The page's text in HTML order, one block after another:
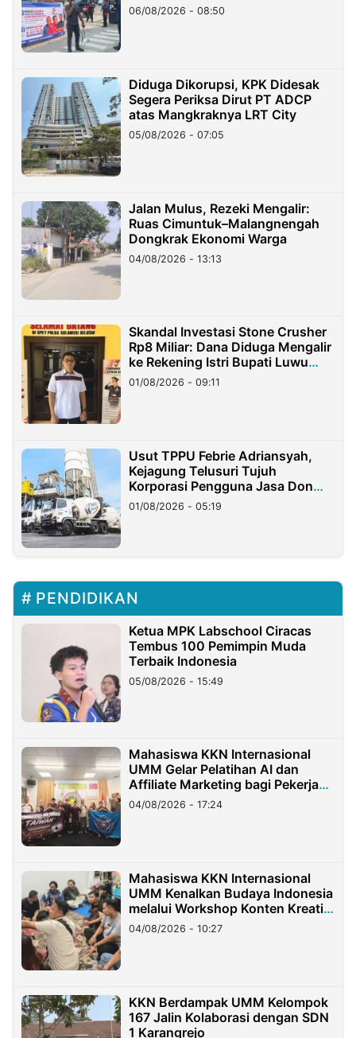
06/08/2026 - 08:50
Diduga Dikorupsi, KPK Didesak
Segera Periksa Dirut PT ADCP
atas Mangkraknya LRT City
05/08/2026 - 07:05
Jalan Mulus, Rezeki Mengalir:
Ruas Cimuntuk–Malangnengah
Dongkrak Ekonomi Warga
04/08/2026 - 13:13
Skandal Investasi Stone Crusher
Rp8 Miliar: Dana Diduga Mengalir
ke Rekening Istri Bupati Luwu
Timur
01/08/2026 - 09:11
Usut TPPU Febrie Adriansyah,
Kejagung Telusuri Tujuh
Korporasi Pengguna Jasa Don
Ritto
01/08/2026 - 05:19
PENDIDIKAN
Ketua MPK Labschool Ciracas
Tembus 100 Pemimpin Muda
Terbaik Indonesia
05/08/2026 - 15:49
Mahasiswa KKN Internasional
UMM Gelar Pelatihan AI dan
Affiliate Marketing bagi Pekerja
Migran Indonesia di Taiwan
04/08/2026 - 17:24
Mahasiswa KKN Internasional
UMM Kenalkan Budaya Indonesia
melalui Workshop Konten Kreatif
di Taiwan
04/08/2026 - 10:27
KKN Berdampak UMM Kelompok
167 Jalin Kolaborasi dengan SDN
1 Karangrejo